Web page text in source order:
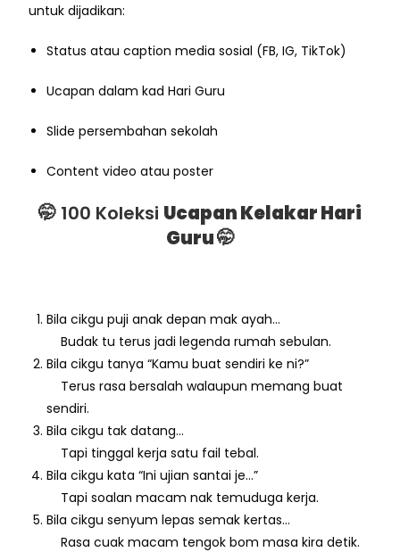
untuk dijadikan:
Status atau caption media sosial (FB, IG, TikTok)
Ucapan dalam kad Hari Guru
Slide persembahan sekolah
Content video atau poster
🤭 100 Koleksi Ucapan Kelakar Hari
Guru🤭
Bila cikgu puji anak depan mak ayah…
Budak tu terus jadi legenda rumah sebulan.
Bila cikgu tanya “Kamu buat sendiri ke ni?”
Terus rasa bersalah walaupun memang buat
sendiri.
Bila cikgu tak datang…
Tapi tinggal kerja satu fail tebal.
Bila cikgu kata “Ini ujian santai je…”
Tapi soalan macam nak temuduga kerja.
Bila cikgu senyum lepas semak kertas…
Rasa cuak macam tengok bom masa kira detik.